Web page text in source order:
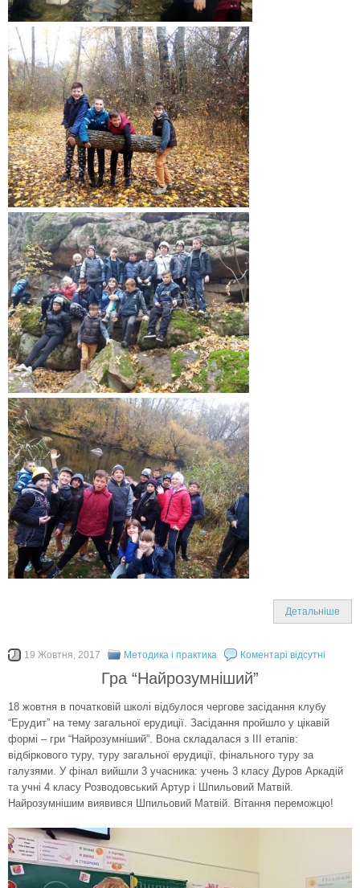
Детальніше
19 Жовтня, 2017 Методика і практика Коментарі відсутні
Гра “Найрозумніший”
18 жовтня в початковій школі відбулося чергове засідання клубу
“Ерудит” на тему загальної ерудиції. Засідання пройшло у цікавій
формі – гри “Найрозумніший”. Вона складалася з ІІІ етапів:
відбіркового туру, туру загальної ерудиції, фінального туру за
галузями. У фінал вийшли 3 учасника: учень 3 класу Дуров Аркадій
та учні 4 класу Розводовський Артур і Шпильовий Матвій.
Найрозумнішим виявився Шпильовий Матвій. Вітання переможцю!